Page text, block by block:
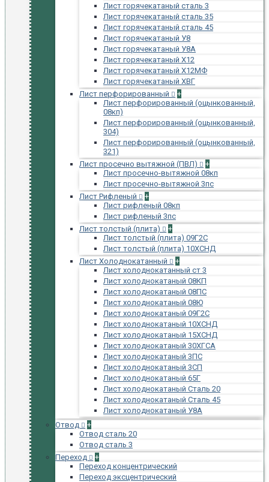
Лист горячекатаный сталь 3
Лист горячекатаный сталь 35
Лист горячекатаный сталь 45
Лист горячекатаный У8
Лист горячекатаный У8А
Лист горячекатаный Х12
Лист горячекатаный Х12МФ
Лист горячекатаный ХВГ
Лист перфорированный
+
Лист перфорированный (оцынкованный,
08кп)
Лист перфорированный (оцынкованный,
304)
Лист перфорированный (оцынкованный,
321)
Лист просечно вытяжной (ПВЛ)
+
Лист просечно-вытяжной 08кп
Лист просечно-вытяжной 3пс
Лист Рифленый
+
Лист рифленый 08кп
Лист рифленый 3пс
Лист толстый (плита)
+
Лист толстый (плита) 09Г2С
Лист толстый (плита) 10ХСНД
Лист Холоднокатанный
+
Лист холоднокатанный ст 3
Лист холоднокатаный 08КП
Лист холоднокатаный 08ПС
Лист холоднокатаный 08Ю
Лист холоднокатаный 09Г2С
Лист холоднокатаный 10ХСНД
Лист холоднокатаный 15ХСНД
Лист холоднокатаный 30ХГСА
Лист холоднокатаный 3ПС
Лист холоднокатаный 3СП
Лист холоднокатаный 65Г
Лист холоднокатаный Сталь 20
Лист холоднокатаный Сталь 45
Лист холоднокатаный У8А
Отвод
+
Отвод сталь 20
Отвод сталь 3
Переход
+
Переход концентрический
Переход эксцентрический